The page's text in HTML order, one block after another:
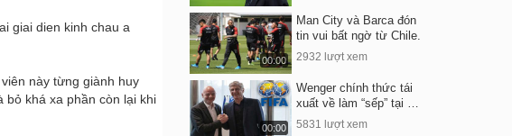
này từng giành huy
khá xa phần còn lại khi
00:00
Man City và Barca đón
tin vui bất ngờ từ Chile.
2932 lượt xem
00:00
Wenger chính thức tái
xuất về làm “sếp” tại …
5831 lượt xem